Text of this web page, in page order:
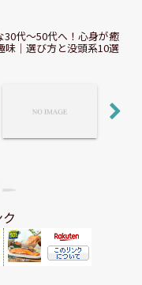
30代〜50代へ！心身が癒
味｜選び方と没頭系10選